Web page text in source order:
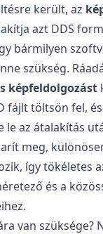
került, az
azt DDS
bármilyen
szükség.
képfeldolgozást
fájlt töltsön fel,
az átalakítás
meg,
így tökéletes
és a
van szüksége?